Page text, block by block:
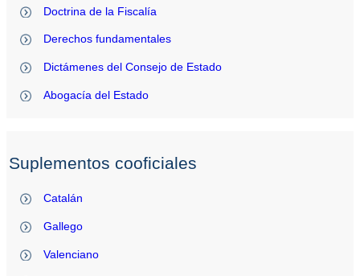
Doctrina de la Fiscalía
Derechos fundamentales
Dictámenes del Consejo de Estado
Abogacía del Estado
Suplementos cooficiales
Catalán
Gallego
Valenciano